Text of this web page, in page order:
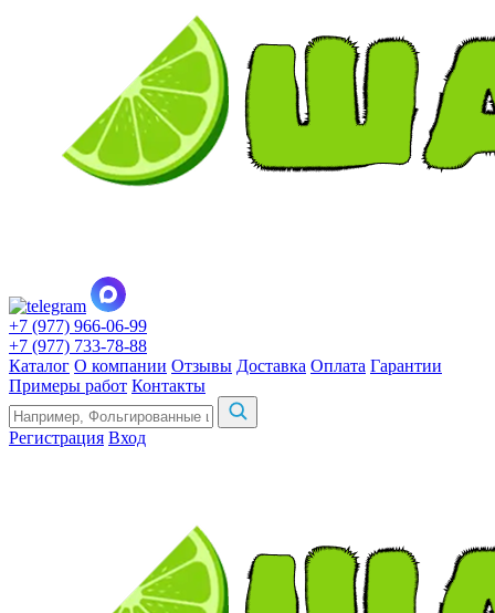
+7 (977) 966-06-99
+7 (977) 733-78-88
Каталог О компании Отзывы Доставка Оплата Гарантии
Примеры работ Контакты
Регистрация Вход